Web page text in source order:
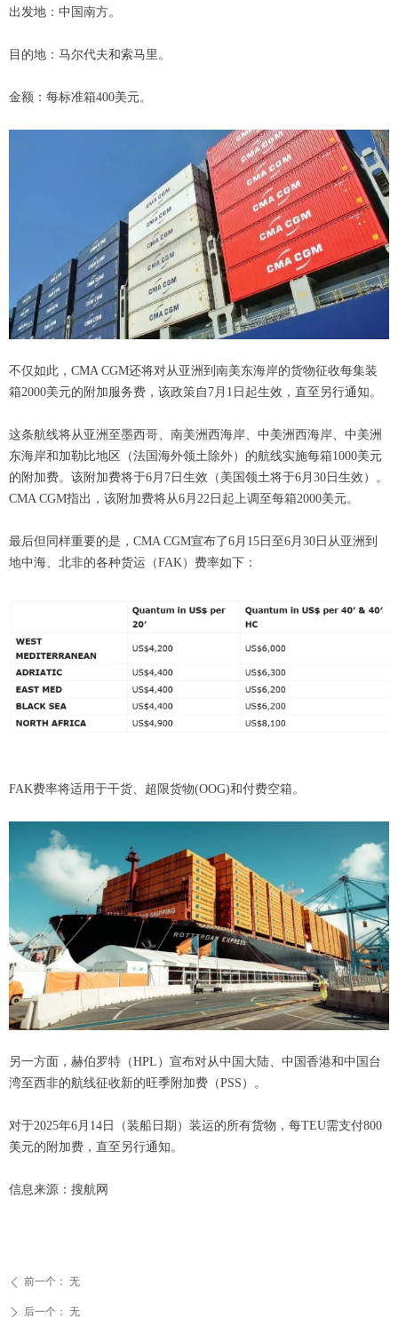
出发地：中国南方。
目的地：马尔代夫和索马里。
金额：每标准箱400美元。
不仅如此，CMA CGM还将对从亚洲到南美东海岸的货物征收每集装
箱2000美元的附加服务费，该政策自7月1日起生效，直至另行通知。
这条航线将从亚洲至墨西哥、南美洲西海岸、中美洲西海岸、中美洲
东海岸和加勒比地区（法国海外领土除外）的航线实施每箱1000美元
的附加费。该附加费将于6月7日生效（美国领土将于6月30日生效）。
CMA CGM指出，该附加费将从6月22日起上调至每箱2000美元。
最后但同样重要的是，CMA CGM宣布了6月15日至6月30日从亚洲到
地中海、北非的各种货运（FAK）费率如下：
FAK费率将适用于干货、超限货物(OOG)和付费空箱。
另一方面，赫伯罗特（HPL）宣布对从中国大陆、中国香港和中国台
湾至西非的航线征收新的旺季附加费（PSS）。
对于2025年6月14日（装船日期）装运的所有货物，每TEU需支付800
美元的附加费，直至另行通知。
信息来源：搜航网
ꄴ 前一个： 无
ꄲ 后一个： 无